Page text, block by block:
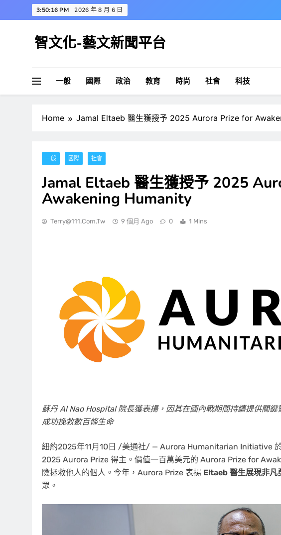
to
3:50:17 PM 2026 年 8 月 6 日
智文化-藝文新聞平台
一般 國際 政治 教育 時尚 社會 科技
Home Jamal Eltaeb 醫生獲授予 2025 Aurora Prize for
一般 國際 社會
Jamal Eltaeb 醫生獲授予 2025
Awakening Humanity
Terry@111.com.tw 9 個月 Ago 0 1 Mins
蘇丹 Al Nao Hospital 院長獲表揚，因其在國內戰期間持續提供關鍵
成功挽救數百條生命
紐約2025年11月10日 /美通社/ — Aurora Humanitarian Initiative 於
2025 Aurora Prize 得主。價值一百萬美元的 Aurora Prize for
險拯救他人的個人。今年，Aurora Prize 表揚 Eltaeb 醫生展現非凡
眾。